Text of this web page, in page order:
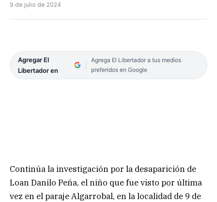
9 de julio de 2024
Agregar El
Libertador en
Agrega El Libertador a tus medios
preferidos en Google
Continúa la investigación por la desaparición de
Loan Danilo Peña, el niño que fue visto por última
vez en el paraje Algarrobal, en la localidad de 9 de